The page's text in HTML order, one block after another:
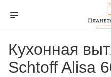
Кухонная
Schtoff Alisa